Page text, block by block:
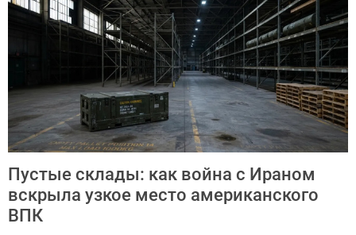
Пустые склады: как война с Ираном
вскрыла узкое место американского
ВПК